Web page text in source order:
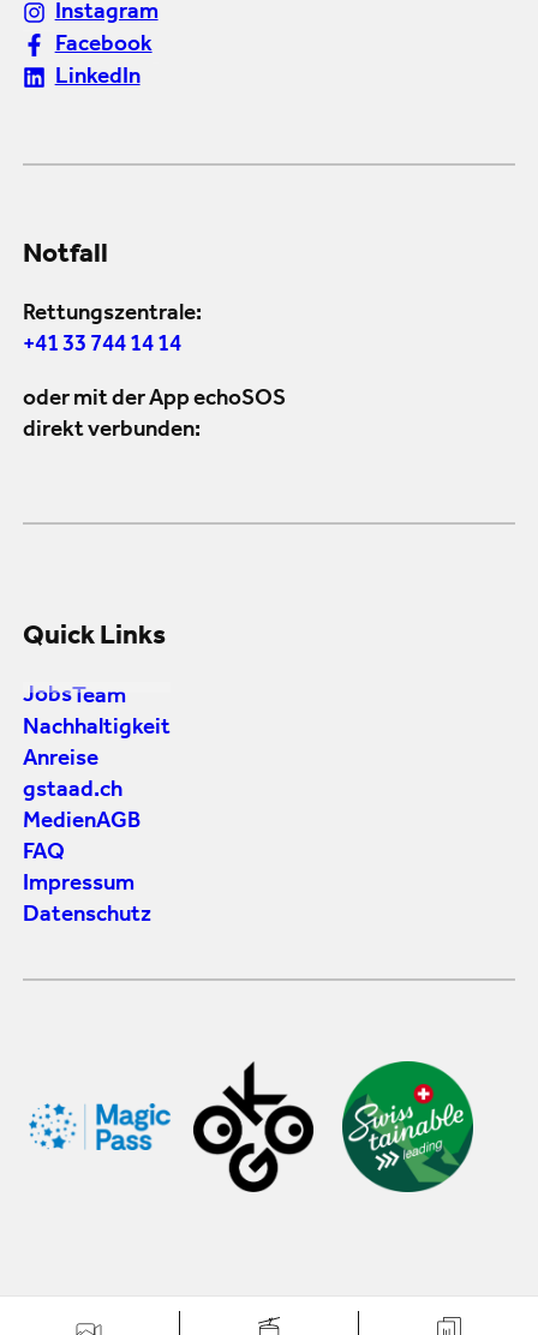
Instagram
Facebook
LinkedIn
Notfall
Rettungszentrale:
+41 33 744 14 14
oder mit der App echoSOS
direkt verbunden:
Quick Links
Jobs Team
Nachhaltigkeit
Anreise
gstaad.ch
MedienAGB
FAQ
Impressum
Datenschutz